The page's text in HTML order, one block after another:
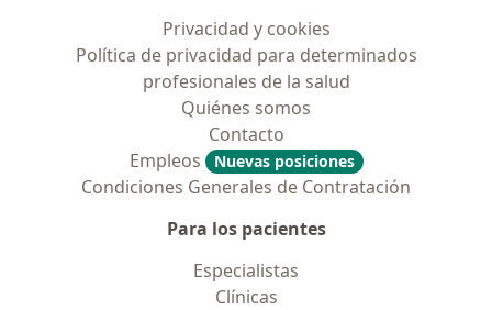
Privacidad y cookies
Política de privacidad para determinados
profesionales de la salud
Quiénes somos
Contacto
Empleos
Nuevas posiciones
Condiciones Generales de Contratación
Para los pacientes
Especialistas
Clínicas